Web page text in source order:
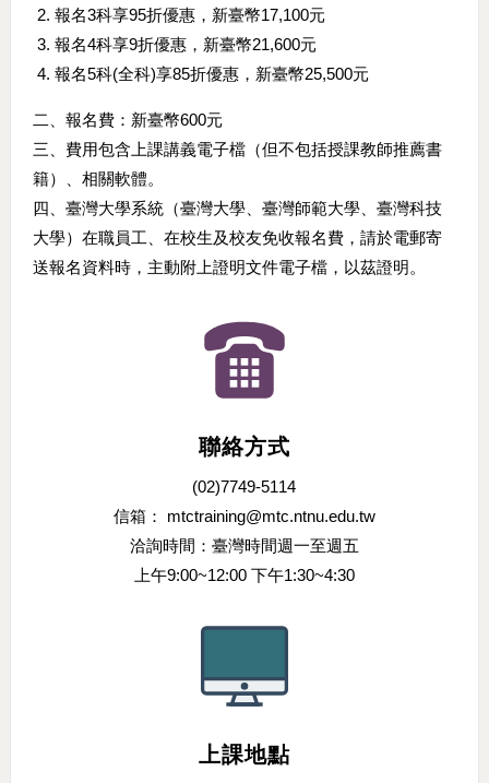
報名3科享95折優惠，新臺幣17,100元
報名4科享9折優惠，新臺幣21,600元
報名5科(全科)享85折優惠，新臺幣25,500元
二、報名費：新臺幣600元
三、費用包含上課講義電子檔（但不包括授課教師推薦書
籍）、相關軟體。
四、臺灣大學系統（臺灣大學、臺灣師範大學、臺灣科技
大學）在職員工、在校生及校友免收報名費，請於電郵寄
送報名資料時，主動附上證明文件電子檔，以茲證明。
聯絡方式
(02)7749-5114
信箱： mtctraining@mtc.ntnu.edu.tw
洽詢時間：臺灣時間週一至週五
上午9:00~12:00 下午1:30~4:30
上課地點